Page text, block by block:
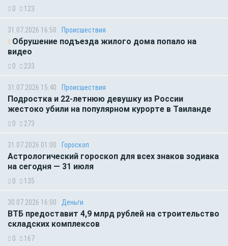
0 123
31.07.2026 16:50 Происшествия
Обрушение подъезда жилого дома попало на
видео
0 233
31.07.2026 15:40 Происшествия
Подростка и 22-летнюю девушку из России
жестоко убили на популярном курорте в Таиланде
0 273
31.07.2026 01:00 Гороскоп
Астрологический гороскоп для всех знаков зодиака
на сегодня — 31 июля
0 135
30.07.2026 16:00 Деньги
ВТБ предоставит 4,9 млрд рублей на строительство
складских комплексов
0 167